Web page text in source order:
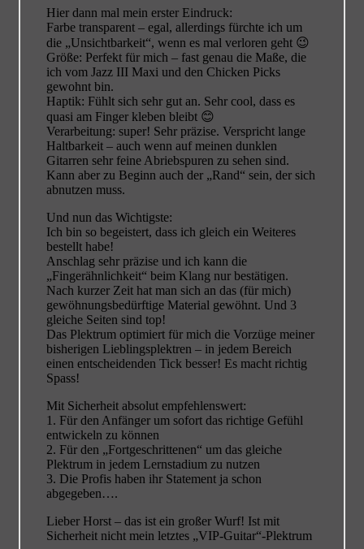
Hier dann mal mein erster Eindruck:
Farbe transparent – egal, allerdings fürchte ich um
die „Unsichtbarkeit“, wenn es mal verloren geht 😉
Größe: Perfekt für mich – fast genau die Maße, die
ich vom Jazz III Maxi und den Chicken Picks
gewohnt bin.
Haptik: Fühlt sich sehr gut an. Sehr cool, dass es
quasi am Finger kleben bleibt 😊
Verarbeitung: super! Sehr präzise. Verspricht lange
Haltbarkeit – auch wenn auf meinen dunklen
Gitarren sehr feine Abriebspuren zu sehen sind.
Kann aber zu Beginn auch der „Rand“ sein, der sich
abnutzen muss.
Und nun das Wichtigste:
Ich bin so begeistert, dass ich gleich ein Weiteres
bestellt habe!
Anschlag sehr präzise und ich kann die
„Fingerähnlichkeit“ beim Klang nur bestätigen.
Nach kurzer Zeit hat man sich an das (für mich)
gewöhnungsbedürftige Material gewöhnt. Und 3
gleiche Seiten sind top!
Das Plektrum optimiert für mich die Vorzüge meiner
bisherigen Lieblingsplektren – in jedem Bereich
einen entscheidenden Tick besser! Es macht richtig
Spass!
Mit Sicherheit absolut empfehlenswert:
1. Für den Anfänger um sofort das richtige Gefühl
entwickeln zu können
2. Für den „Fortgeschrittenen“ um das gleiche
Plektrum in jedem Lernstadium zu nutzen
3. Die Profis haben ihr Statement ja schon
abgegeben….
Lieber Horst – das ist ein großer Wurf! Ist mit
Sicherheit nicht mein letztes „VIP-Guitar“-Plektrum